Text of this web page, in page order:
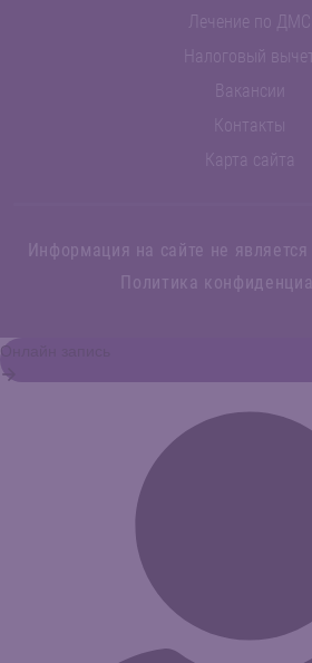
Лечение по ДМС
Налоговый
Вакансии
Контакты
Карта сайта
Информация на сайте не
Политика